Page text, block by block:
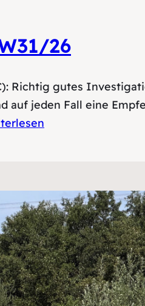
26
Richtig gutes
auf jeden Fall eine